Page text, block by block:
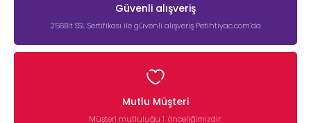
Güvenli alışveriş
256Bit SSL Sertifikası ile güvenli alışveriş Petihtiyac.com’da
Mutlu Müşteri
Müşteri mutluluğu 1. önceliğimizdir.